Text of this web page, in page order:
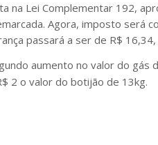
na Lei Complementar 192,
Agora, imposto será
passará a ser de R$
aumento no valor do gás
2 o valor do botijão de 13kg.